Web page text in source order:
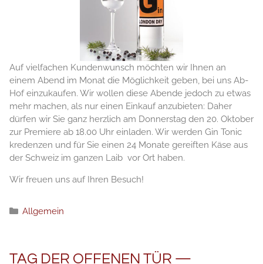
Auf vielfachen Kundenwunsch möchten wir Ihnen an
einem Abend im Monat die Möglichkeit geben, bei uns Ab-
Hof einzukaufen. Wir wollen diese Abende jedoch zu etwas
mehr machen, als nur einen Einkauf anzubieten: Daher
dürfen wir Sie ganz herzlich am Donnerstag den 20. Oktober
zur Premiere ab 18.00 Uhr einladen. Wir werden Gin Tonic
kredenzen und für Sie einen 24 Monate gereiften Käse aus
der Schweiz im ganzen Laib vor Ort haben.
Wir freuen uns auf Ihren Besuch!
Рубрики
Allgemein
TAG DER OFFENEN TÜR —